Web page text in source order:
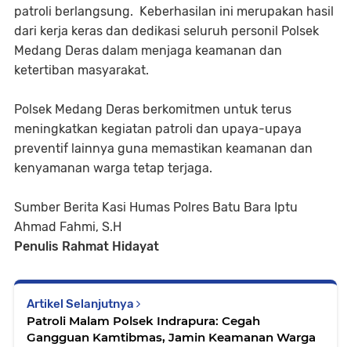
patroli berlangsung. Keberhasilan ini merupakan hasil
dari kerja keras dan dedikasi seluruh personil Polsek
Medang Deras dalam menjaga keamanan dan
ketertiban masyarakat.
Polsek Medang Deras berkomitmen untuk terus
meningkatkan kegiatan patroli dan upaya-upaya
preventif lainnya guna memastikan keamanan dan
kenyamanan warga tetap terjaga.
Sumber Berita Kasi Humas Polres Batu Bara Iptu
Ahmad Fahmi, S.H
Penulis Rahmat Hidayat
Artikel Selanjutnya
Patroli Malam Polsek Indrapura: Cegah
Gangguan Kamtibmas, Jamin Keamanan Warga